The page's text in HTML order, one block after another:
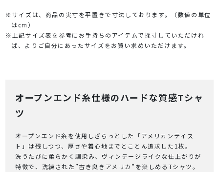
※サイズは、商品の実寸を平置きで寸法しております。（数値の単位
はcm）
※上記サイズ表を参考にお手持ちのアイテムで採寸していただけれ
ば、よりご自分にあったサイズをお買い求めいただけます。
オープンエンド糸仕様のハードな質感Tシャ
ツ
オープンエンド糸を使用しざらっとした「アメリカンテイス
ト」は残しつつ、厚さや着心地までとことん追求した1枚。
洗うたびに柔らかく馴染み、ヴィンテージライクな仕上がりが
特徴で、洗練された”古き良きアメリカ”を楽しめるTシャツ。